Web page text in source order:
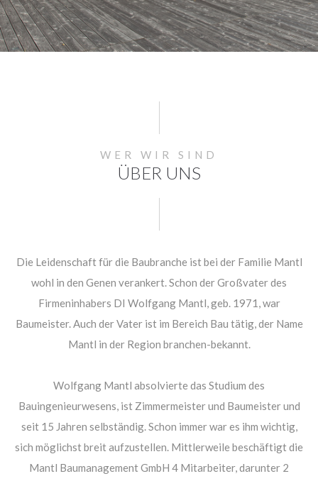
WER WIR SIND
ÜBER UNS
Die Leidenschaft für die Baubranche ist bei der Familie Mantl
wohl in den Genen verankert. Schon der Großvater des
Firmeninhabers DI Wolfgang Mantl, geb. 1971, war
Baumeister. Auch der Vater ist im Bereich Bau tätig, der Name
Mantl in der Region branchen-bekannt.
Wolfgang Mantl absolvierte das Studium des
Bauingenieurwesens, ist Zimmermeister und Baumeister und
seit 15 Jahren selbständig. Schon immer war es ihm wichtig,
sich möglichst breit aufzustellen. Mittlerweile beschäftigt die
Mantl Baumanagement GmbH 4 Mitarbeiter, darunter 2